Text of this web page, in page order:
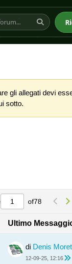
gli allegati devi
sotto.
of78
Ultimo
di Denis
12-09-25, 12:16